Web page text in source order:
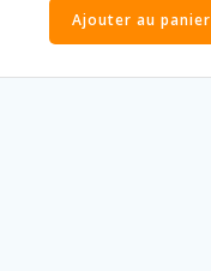
Ajouter au panier